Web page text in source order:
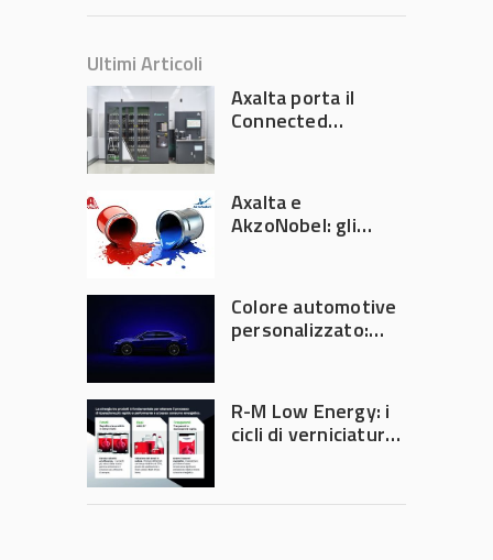
Ultimi Articoli
Axalta porta il
Connected
Automechanika
Frankfurt 2026
Axalta e
AkzoNobel: gli
Colore automotive
personalizzato:
diventa ingegneria
di precisione
R-M Low Energy: i
cicli di verniciatura
tempi e costi in